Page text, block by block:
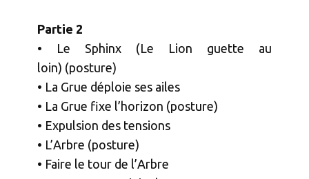
Partie 2
• Le Sphinx (Le Lion guette au
loin) (posture)
• La Grue déploie ses ailes
• La Grue fixe l’horizon (posture)
• Expulsion des tensions
• L’Arbre (posture)
• Faire le tour de l’Arbre